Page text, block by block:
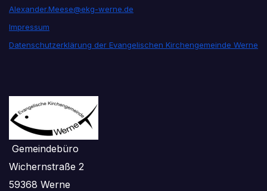
Alexander.Meese@ekg-werne.de
Impressum
Datenschutzerklärung der Evangelischen Kirchengemeinde Werne
Gemeindebüro
Wichernstraße 2
59368 Werne